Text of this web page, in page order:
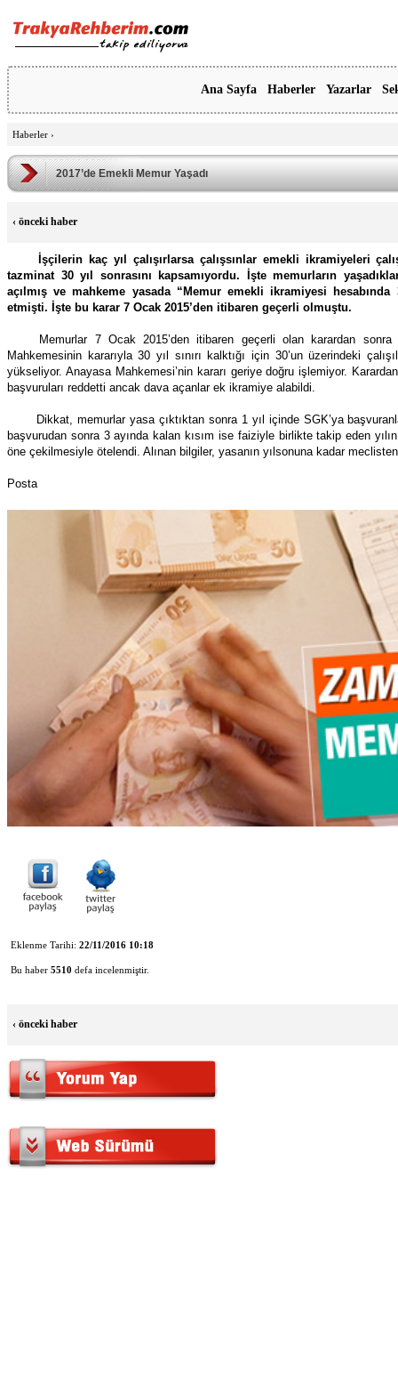
Ana Sayfa Haberler Yazarlar
Haberler ›
2017’de Emekli Memur Yaşadı
‹ önceki haber
İşçilerin kaç yıl çalışırlarsa çalışsınlar emekli ikramiyeleri
tazminat 30 yıl sonrasını kapsamıyordu. İşte memurların
açılmış ve mahkeme yasada “Memur emekli ikramiyesi
etmişti. İşte bu karar 7 Ocak 2015’den itibaren geçerli olmuştu.
Memurlar 7 Ocak 2015’den itibaren geçerli olan karardan
Mahkemesinin kararıyla 30 yıl sınırı kalktığı için 30’un üzerindeki
yükseliyor. Anayasa Mahkemesi’nin kararı geriye doğru işlemiyor.
başvuruları reddetti ancak dava açanlar ek ikramiye alabildi.
Dikkat, memurlar yasa çıktıktan sonra 1 yıl içinde SGK’ya
başvurudan sonra 3 ayında kalan kısım ise faiziyle birlikte takip eden
öne çekilmesiyle ötelendi. Alınan bilgiler, yasanın yılsonuna kadar
Posta
Eklenme Tarihi: 22/11/2016 10:18
Bu haber 5510 defa incelenmiştir.
‹ önceki haber